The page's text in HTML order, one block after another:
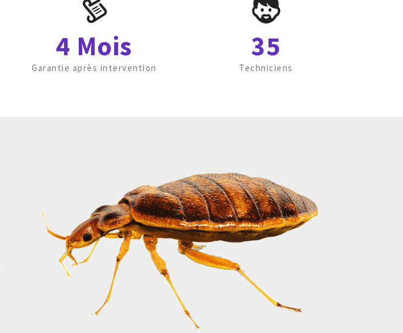
4 Mois
Garantie après intervention
35
Techniciens